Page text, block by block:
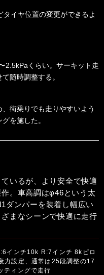
イヤ位置の変更ができるよ
2.5kPaくらい。サーキット走
随時調整する。
街乗りでも走りやすいよう
を施した。
いるが、より安全で快適
。車高調はφ46という太
ダンパーを装着し幅広い
まなシーンで快適に走行
インチ10k R:7インチ 8kピロ
力設定、通常は25段調整の17
ティングで走行